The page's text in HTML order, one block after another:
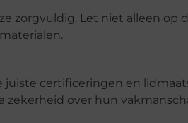
zorgvuldig. Let niet alleen op
juiste certificeringen en
zekerheid over hun